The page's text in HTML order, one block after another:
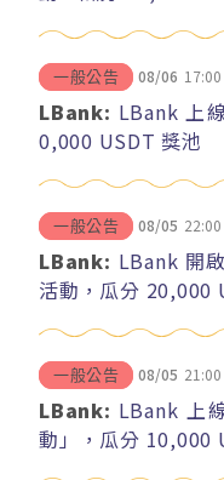
一般公告 08/06 17:00
LBank: LBank 上
0,000 USDT 獎池
一般公告 08/05 22:00
LBank: LBank 開
活動，瓜分 20,000
一般公告 08/05 21:00
LBank: LBank 上
動」，瓜分 10,000